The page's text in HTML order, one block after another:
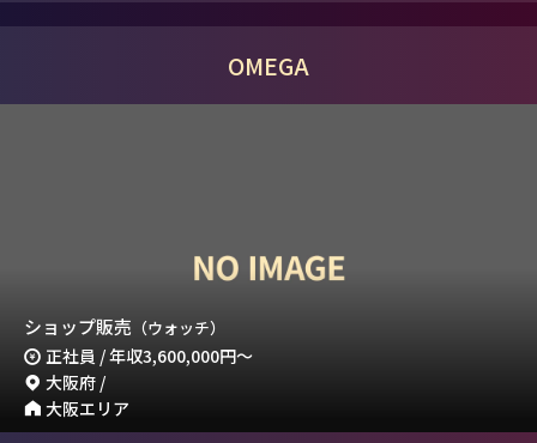
OMEGA
ショップ販売 （ウォッチ）
正社員 / 年収3,600,000円～
大阪府 /
大阪エリア